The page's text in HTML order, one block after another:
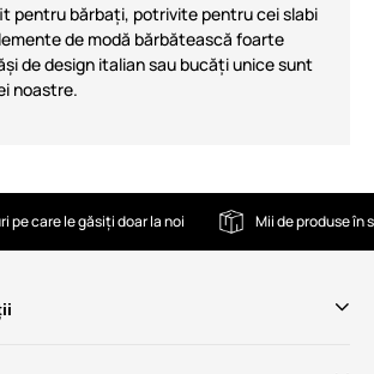
pentru bărbați, potrivite pentru cei slabi
de modă bărbătească foarte
de design italian sau bucăți unice sunt
noastre.
pe care le găsiți doar la noi Mii de produse în